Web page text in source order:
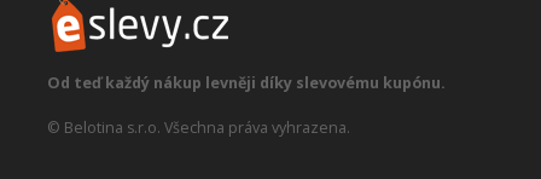
Od teď každý nákup levněji díky slevovému kupónu.
© Belotina s.r.o. Všechna práva vyhrazena.